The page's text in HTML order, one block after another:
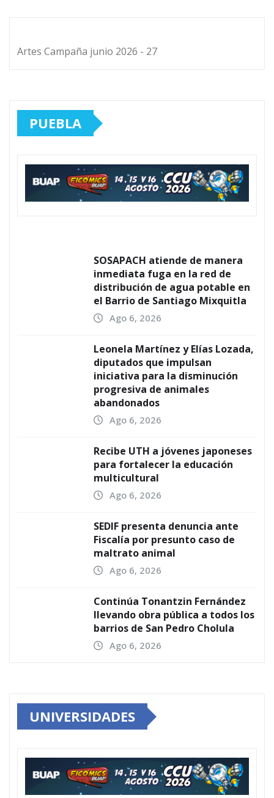
Artes Campaña junio 2026 - 27
PUEBLA
SOSAPACH atiende de manera
inmediata fuga en la red de
distribución de agua potable en
el Barrio de Santiago Mixquitla
Ago 6, 2026
Leonela Martínez y Elías Lozada,
diputados que impulsan
iniciativa para la disminución
progresiva de animales
abandonados
Ago 6, 2026
Recibe UTH a jóvenes japoneses
para fortalecer la educación
multicultural
Ago 6, 2026
SEDIF presenta denuncia ante
Fiscalía por presunto caso de
maltrato animal
Ago 6, 2026
Continúa Tonantzin Fernández
llevando obra pública a todos los
barrios de San Pedro Cholula
Ago 6, 2026
UNIVERSIDADES